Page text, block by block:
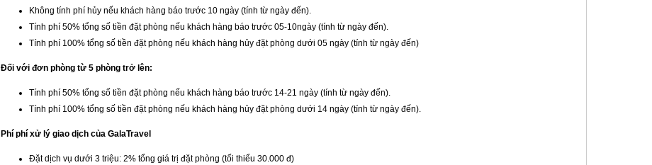
Không tính phí hủy nếu khách hàng báo trước 10 ngày (tính từ ngày đến).
Tính phí 50% tổng số tiền đặt phòng nếu khách hàng báo trước 05-10ngày (tính từ ngày đến).
Tính phí 100% tổng số tiền đặt phòng nếu khách hàng hủy đặt phòng dưới 05 ngày (tính từ ngày đến)
Đối với đơn phòng từ 5 phòng trở lên:
Tính phí 50% tổng số tiền đặt phòng nếu khách hàng báo trước 14-21 ngày (tính từ ngày đến).
Tính phí 100% tổng số tiền đặt phòng nếu khách hàng hủy đặt phòng dưới 14 ngày (tính từ ngày đến).
Phí phí xử lý giao dịch của GalaTravel
Đặt dịch vụ dưới 3 triệu: 2% tổng giá trị đặt phòng (tối thiểu 30.000 đ)